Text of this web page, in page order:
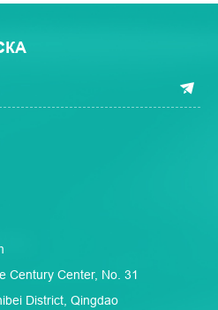
Century Center, No. 31
District, Qingdao